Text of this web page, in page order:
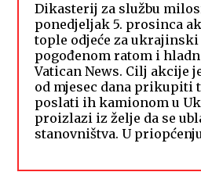
Dikasterij za službu
ponedjeljak 5. prosinca
tople odjeće za
pogođenom ratom i
Vatican News. Cilj akcije
od mjesec dana prikupiti
poslati ih kamionom u
proizlazi iz želje da se
stanovništva. U